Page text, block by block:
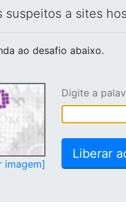
a sites
ao desafio abaixo.
imagem]
Digite a